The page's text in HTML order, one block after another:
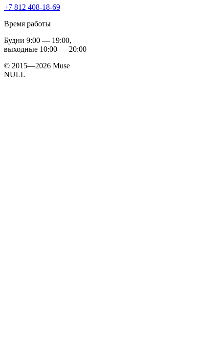
+7 812 408-18-69
Время работы
Будни 9:00 — 19:00,
выходные 10:00 — 20:00
© 2015—2026 Muse
NULL